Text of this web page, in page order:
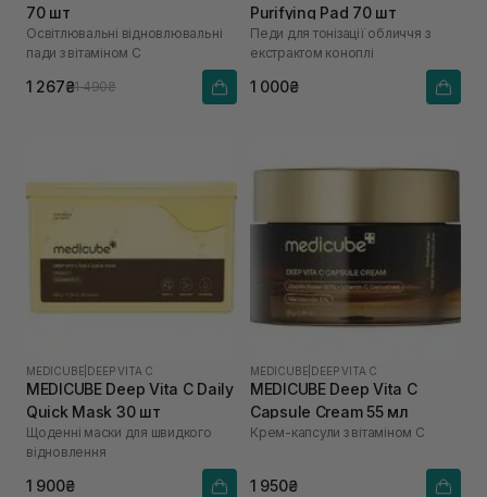
70 шт
Освітлювальні відновлювальні
пади з вітаміном C
1 267₴1 490₴
Purifying Pad 70 шт
Педи для тонізації обличчя з
екстрактом коноплі
1 000₴
MEDICUBE DEEP VITA C
MEDICUBE Deep Vita C Daily
Quick Mask 30 шт
Щоденні маски для швидкого
відновлення
1 900₴
MEDICUBE DEEP VITA C
MEDICUBE Deep Vita C
Capsule Cream 55 мл
Крем-капсули з вітаміном С
1 950₴